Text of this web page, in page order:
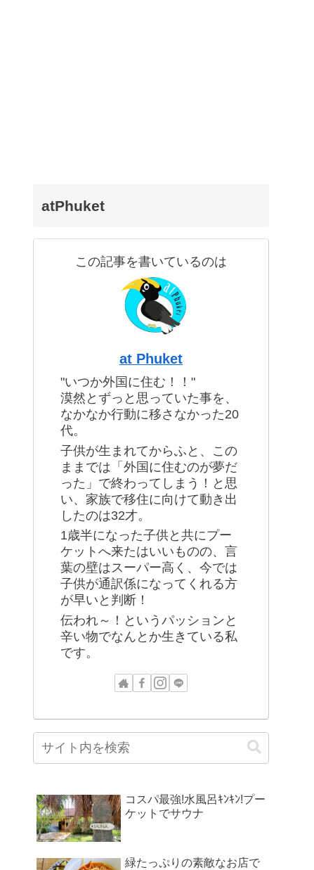
atPhuket
この記事を書いているのは
at Phuket
"いつか外国に住む！！"
漠然とずっと思っていた事を、
なかなか行動に移さなかった20
代。
子供が生まれてからふと、この
ままでは「外国に住むのが夢だ
った」で終わってしまう！と思
い、家族で移住に向けて動き出
したのは32才。
1歳半になった子供と共にプー
ケットへ来たはいいものの、言
葉の壁はスーパー高く、今では
子供が通訳係になってくれる方
が早いと判断！
伝われ～！というパッションと
辛い物でなんとか生きている私
です。
コスパ最強!水風呂ｷﾝｷﾝ!プー
ケットでサウナ
緑たっぷりの素敵なお店で